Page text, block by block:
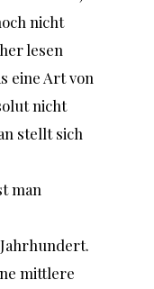
nicht
lesen
eine Art von
nicht
stellt sich
man
mittlere